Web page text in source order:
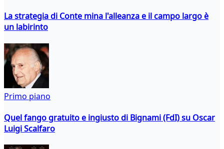
La strategia di Conte mina l'alleanza e il campo largo è
un labirinto
Primo piano
Quel fango gratuito e ingiusto di Bignami (FdI) su Oscar
Luigi Scalfaro